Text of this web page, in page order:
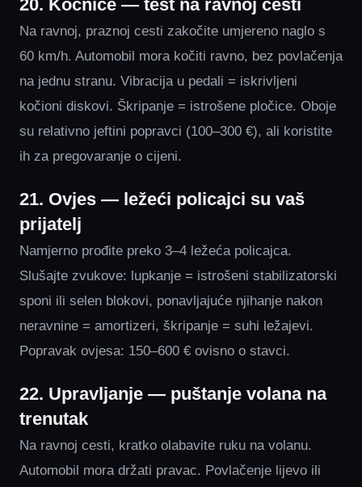
20. Kočnice — test na ravnoj cesti
Na ravnoj, praznoj cesti zakočite umjereno naglo s
60 km/h. Automobil mora kočiti ravno, bez povlačenja
na jednu stranu. Vibracija u pedali = iskrivljeni
kočioni diskovi. Škripanje = istrošene pločice. Oboje
su relativno jeftini popravci (100–300 €), ali koristite
ih za pregovaranje o cijeni.
21. Ovjes — ležeći policajci su vaš
prijatelj
Namjerno prođite preko 3–4 ležeća policajca.
Slušajte zvukove: lupkanje = istrošeni stabilizatorski
sponi ili selen blokovi, ponavljajuće njihanje nakon
neravnine = amortizeri, škripanje = suhi ležajevi.
Popravak ovjesa: 150–600 € ovisno o stavci.
22. Upravljanje — puštanje volana na
trenutak
Na ravnoj cesti, kratko olabavite ruku na volanu.
Automobil mora držati pravac. Povlačenje lijevo ili